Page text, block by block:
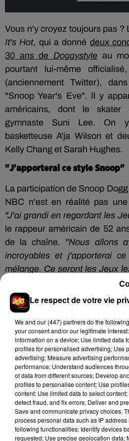
Vous n'y croyez toujours pas ?
It's Hot, qui a donné deux
30 ans de Doggystyle au
pourtant lui-même
(anciennement Twitter),
"Snoop Year's Eve". Il y
américains, dont le
gymnaste Suni Lee. On
basketteuse A'ja Wilson et
Kelly Chang et Sarah Hughes.
"J'apporterai ce style Snoop"
La participation de Snoop
NBC n'est en réalité pas
"J'ai grandi en regardant les
le rappeur américain de 52
de la chaîne. "Nous allons
incroyables et j'apporterai
mélange. Ce seront les Jeux
les temps, donc restez
Elevons, célébrons et rendons
enflammons la compétitioon,
comme de l'or" , at-til ensuite
Il faut aussi savoir, à propos
sera pas à sa première fois !
commencé les épreuves de
lors des Jeux olympiques de
d'un an en raison de la
apparu au côté de l'acteur
aux plus de deux millions de
Le respect de votre vie
We and our (447) partnersdo the
your consent and/or our legitimate
information on a device; Use limited data
profiles for personalised advertising; Use
advertising; Measure advertising
performance; Understand audiences
of data from different sources; Develop
profiles to personalise content; Use
content; Use limited data to select
detect fraud, and fix errors; Deliver and
Save and communicate privacy choices.
process personal data such as IP
following functionalities: Identify devices
requested; Use precise geolocation data;